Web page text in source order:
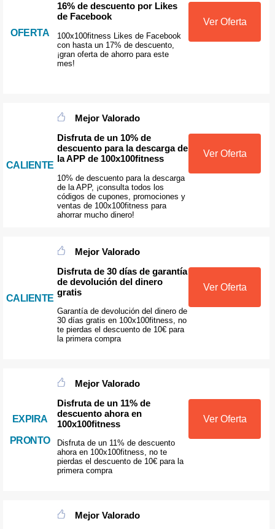
OFERTA
16% de descuento por Likes
de Facebook
100x100fitness Likes de Facebook
con hasta un 17% de descuento,
¡gran oferta de ahorro para este
mes!
Ver Oferta
CALIENTE
Mejor Valorado
Disfruta de un 10% de
descuento para la descarga de
la APP de 100x100fitness
10% de descuento para la descarga
de la APP, ¡consulta todos los
códigos de cupones, promociones y
ventas de 100x100fitness para
ahorrar mucho dinero!
Ver Oferta
CALIENTE
Mejor Valorado
Disfruta de 30 días de garantía
de devolución del dinero
gratis
Garantía de devolución del dinero de
30 días gratis en 100x100fitness, no
te pierdas el descuento de 10€ para
la primera compra
Ver Oferta
EXPIRA
PRONTO
Mejor Valorado
Disfruta de un 11% de
descuento ahora en
100x100fitness
Disfruta de un 11% de descuento
ahora en 100x100fitness, no te
pierdas el descuento de 10€ para la
primera compra
Ver Oferta
Mejor Valorado